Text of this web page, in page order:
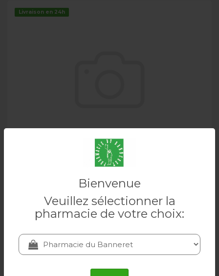
Bienvenue
Veuillez sélectionner la
pharmacie de votre choix:
Livraison en 24h
BEPANTHEN